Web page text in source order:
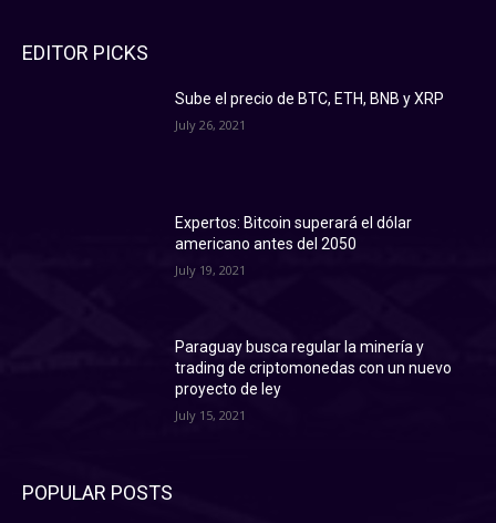
EDITOR PICKS
Sube el precio de BTC, ETH, BNB y XRP
July 26, 2021
Expertos: Bitcoin superará el dólar
americano antes del 2050
July 19, 2021
Paraguay busca regular la minería y
trading de criptomonedas con un nuevo
proyecto de ley
July 15, 2021
POPULAR POSTS